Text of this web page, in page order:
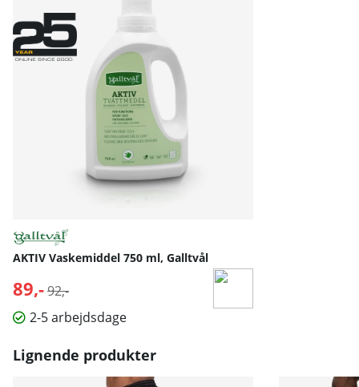
AKTIV Vaskemiddel 750 ml, Galltvål
89,- Normalpris:
92,-
2-5 arbejdsdage
Lignende produkter